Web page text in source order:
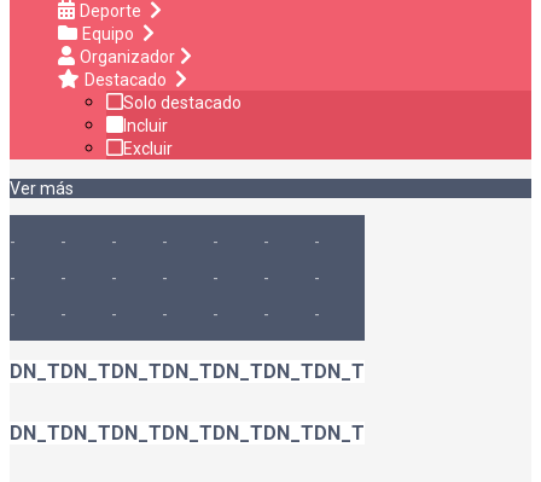
Deporte
Equipo
Organizador
Destacado
Solo destacado
Incluir
Excluir
Ver más
-
-
-
-
-
-
-
-
-
-
-
-
-
-
-
-
-
-
-
-
-
DN_TDN_TDN_TDN_TDN_TDN_TDN_T
DN_TDN_TDN_TDN_TDN_TDN_TDN_T